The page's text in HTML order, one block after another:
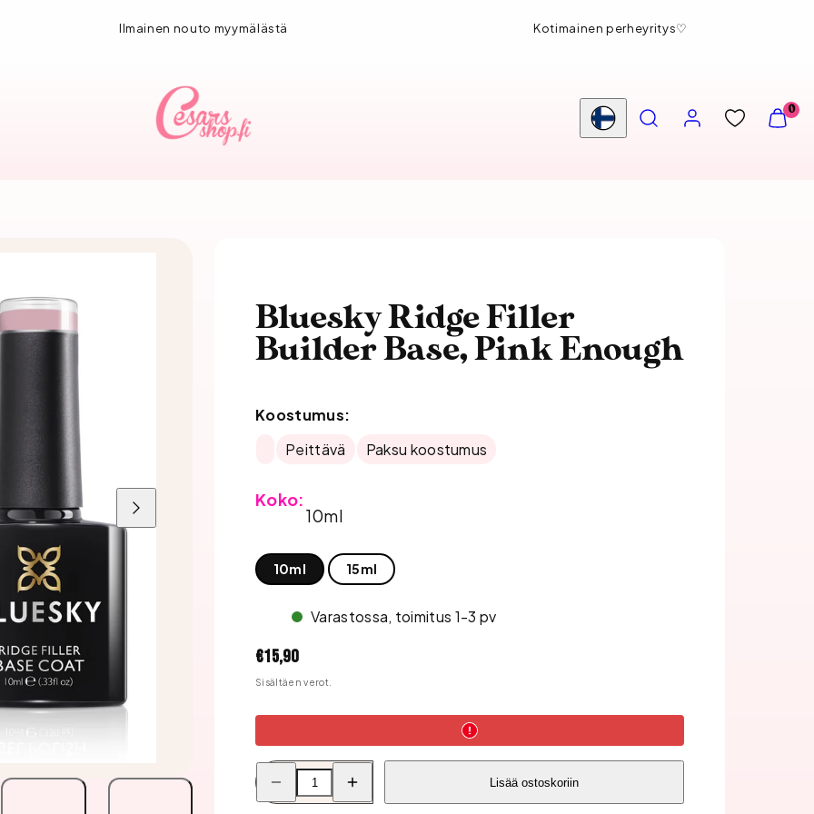
1-3 vuorokauden toimitus! Ilmainen nouto myymälästä
Maa/alue
HAE
NÄYTÄ
0
Liu'uta
oikealle
Bluesky Ridge Filler
Builder Base, Pink Enough
Koostumus:
Peittävä
Paksu koostumus
Koko:
10ml
10ml 15ml
Varastossa, toimitus 1-3 pv
Hinta
€15,90
Sisältäen verot.
Pienennä
Bluesky
Ridge
Bluesky
Ridge
Lisää ostoskoriin